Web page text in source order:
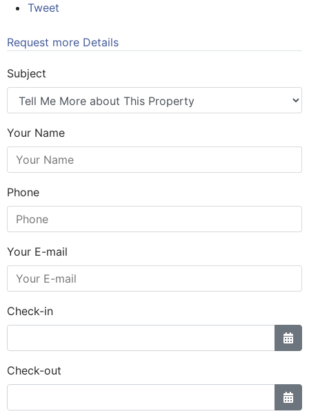
Tweet
Request more Details
Subject
Your Name
Phone
Your E-mail
Check-in
Check-out